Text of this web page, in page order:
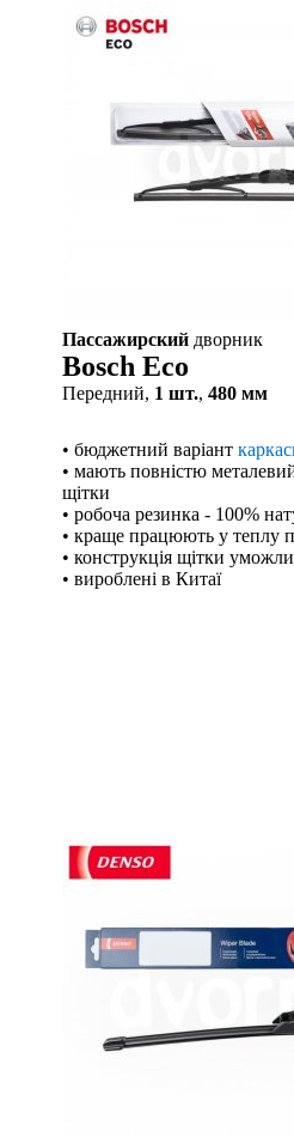
Пассажирский дворник
Bosch Eco
Передний, 1 шт., 480 мм
• бюджетний варіант
• мають повністю
щітки
• робоча резинка - 100%
• краще працюють у теплу
• конструкція щітки
• вироблені в Китаї